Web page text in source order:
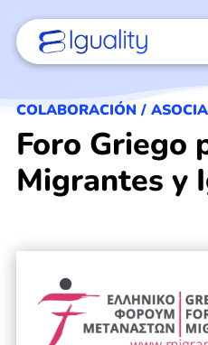
COLABORACIÓN /
Foro Griego
Migrantes y